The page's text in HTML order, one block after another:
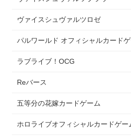
ヴァイスシュヴァルツロゼ
パルワールド オフィシャルカード
ラブライブ！OCG
Reバース
五等分の花嫁カードゲーム
ホロライブオフィシャルカードゲー